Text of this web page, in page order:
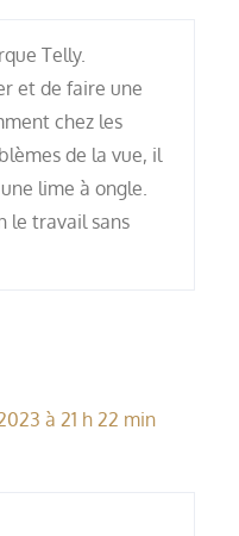
Telly.
et de faire une
chez les
de la vue, il
lime à ongle.
le travail sans
à 21 h 22 min